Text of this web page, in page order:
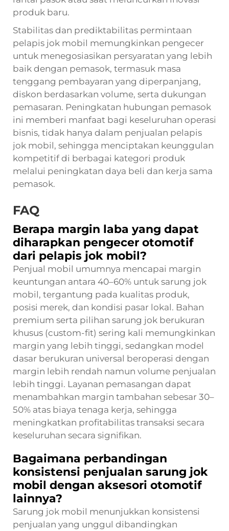
produk baru.
Stabilitas dan prediktabilitas permintaan
pelapis jok mobil memungkinkan pengecer
untuk menegosiasikan persyaratan yang lebih
baik dengan pemasok, termasuk masa
tenggang pembayaran yang diperpanjang,
diskon berdasarkan volume, serta dukungan
pemasaran. Peningkatan hubungan pemasok
ini memberi manfaat bagi keseluruhan operasi
bisnis, tidak hanya dalam penjualan pelapis
jok mobil, sehingga menciptakan keunggulan
kompetitif di berbagai kategori produk
melalui peningkatan daya beli dan kerja sama
pemasok.
FAQ
Berapa margin laba yang dapat
diharapkan pengecer otomotif
dari pelapis jok mobil?
Penjual mobil umumnya mencapai margin
keuntungan antara 40–60% untuk sarung jok
mobil, tergantung pada kualitas produk,
posisi merek, dan kondisi pasar lokal. Bahan
premium serta pilihan sarung jok berukuran
khusus (custom-fit) sering kali memungkinkan
margin yang lebih tinggi, sedangkan model
dasar berukuran universal beroperasi dengan
margin lebih rendah namun volume penjualan
lebih tinggi. Layanan pemasangan dapat
menambahkan margin tambahan sebesar 30–
50% atas biaya tenaga kerja, sehingga
meningkatkan profitabilitas transaksi secara
keseluruhan secara signifikan.
Bagaimana perbandingan
konsistensi penjualan sarung jok
mobil dengan aksesori otomotif
lainnya?
Sarung jok mobil menunjukkan konsistensi
penjualan yang unggul dibandingkan